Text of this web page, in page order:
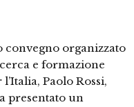
convegno organizzato
e formazione
Paolo Rossi,
presentato un